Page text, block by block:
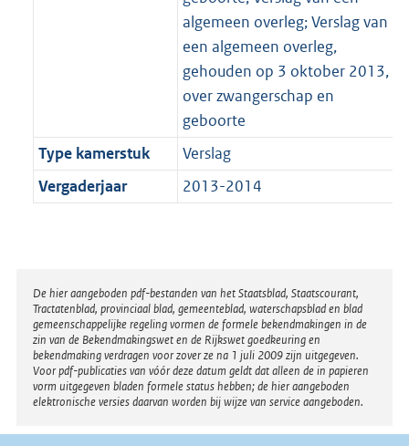
algemeen overleg; Verslag van
een algemeen overleg,
gehouden op 3 oktober 2013,
over zwangerschap en
geboorte
Type kamerstuk
Verslag
Vergaderjaar
2013-2014
Disclaimer
De hier aangeboden pdf-bestanden van het Staatsblad, Staatscourant,
Tractatenblad, provinciaal blad, gemeenteblad, waterschapsblad en blad
gemeenschappelijke regeling vormen de formele bekendmakingen in de
zin van de Bekendmakingswet en de Rijkswet goedkeuring en
bekendmaking verdragen voor zover ze na 1 juli 2009 zijn uitgegeven.
Voor pdf-publicaties van vóór deze datum geldt dat alleen de in papieren
vorm uitgegeven bladen formele status hebben; de hier aangeboden
elektronische versies daarvan worden bij wijze van service aangeboden.